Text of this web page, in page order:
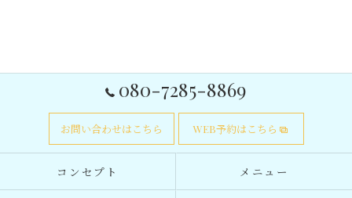
080-7285-8869
お問い合わせはこちら WEB予約はこちら
コンセプト メニュー